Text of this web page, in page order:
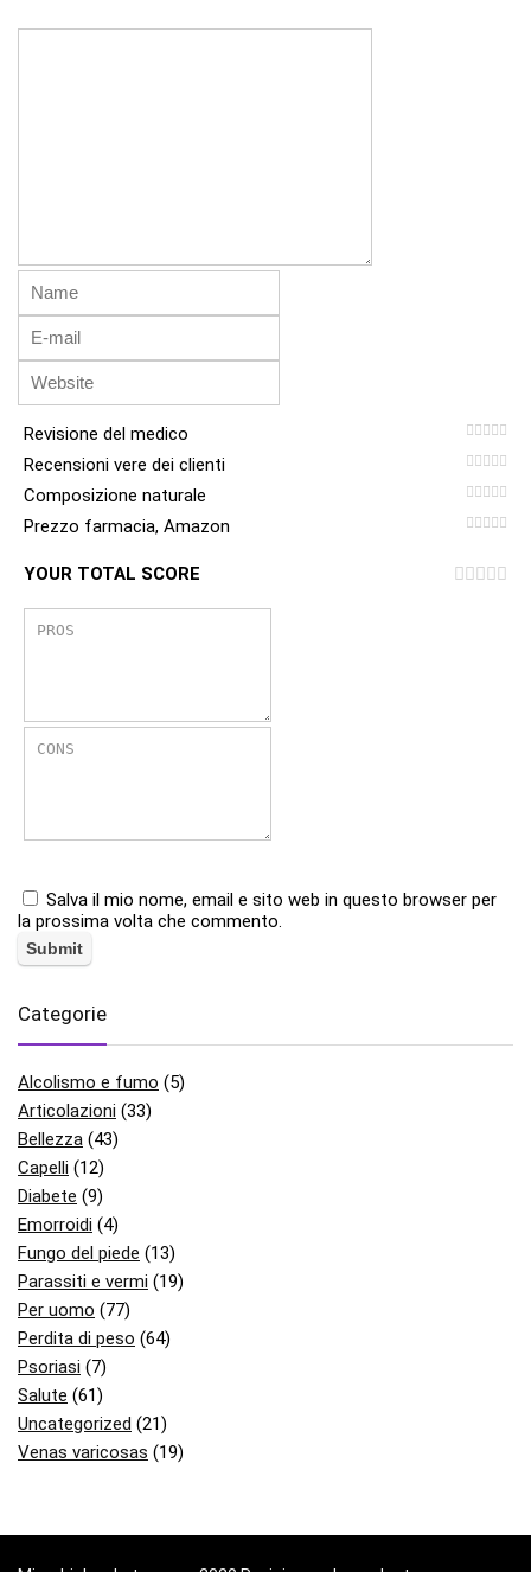
Revisione del medico
Recensioni vere dei clienti
Composizione naturale
Prezzo farmacia, Amazon
YOUR TOTAL SCORE
Salva il mio nome, email e sito web in questo browser per
la prossima volta che commento.
Categorie
Alcolismo e fumo (5)
Articolazioni (33)
Bellezza (43)
Capelli (12)
Diabete (9)
Emorroidi (4)
Fungo del piede (13)
Parassiti e vermi (19)
Per uomo (77)
Perdita di peso (64)
Psoriasi (7)
Salute (61)
Uncategorized (21)
Venas varicosas (19)